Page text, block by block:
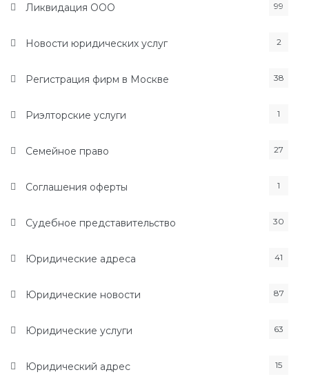
Ликвидация ООО 99
Новости юридических услуг 2
Регистрация фирм в Москве 38
Риэлторские услуги 1
Семейное право 27
Соглашения оферты 1
Судебное представительство 30
Юридические адреса 41
Юридические новости 87
Юридические услуги 63
Юридический адрес 15